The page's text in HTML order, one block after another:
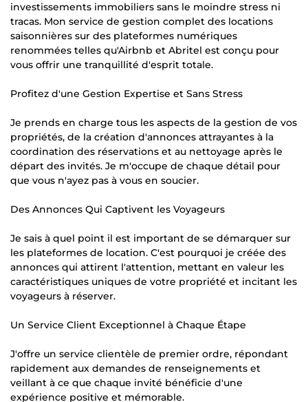
investissements immobiliers sans le moindre stress ni
tracas. Mon service de gestion complet des locations
saisonnières sur des plateformes numériques
renommées telles qu'Airbnb et Abritel est conçu pour
vous offrir une tranquillité d'esprit totale.
Profitez d'une Gestion Expertise et Sans Stress
Je prends en charge tous les aspects de la gestion de vos
propriétés, de la création d'annonces attrayantes à la
coordination des réservations et au nettoyage après le
départ des invités. Je m'occupe de chaque détail pour
que vous n'ayez pas à vous en soucier.
Des Annonces Qui Captivent les Voyageurs
Je sais à quel point il est important de se démarquer sur
les plateformes de location. C'est pourquoi je créée des
annonces qui attirent l'attention, mettant en valeur les
caractéristiques uniques de votre propriété et incitant les
voyageurs à réserver.
Un Service Client Exceptionnel à Chaque Étape
J'offre un service clientèle de premier ordre, répondant
rapidement aux demandes de renseignements et
veillant à ce que chaque invité bénéficie d'une
expérience positive et mémorable.